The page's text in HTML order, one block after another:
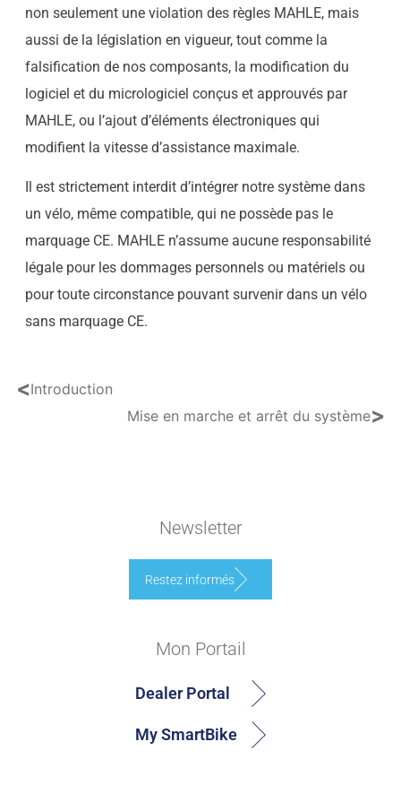
non seulement une violation des règles MAHLE, mais
aussi de la législation en vigueur, tout comme la
falsification de nos composants, la modification du
logiciel et du micrologiciel conçus et approuvés par
MAHLE, ou l’ajout d’éléments électroniques qui
modifient la vitesse d’assistance maximale.
Il est strictement interdit d’intégrer notre système dans
un vélo, même compatible, qui ne possède pas le
marquage CE. MAHLE n’assume aucune responsabilité
légale pour les dommages personnels ou matériels ou
pour toute circonstance pouvant survenir dans un vélo
sans marquage CE.
<Introduction
Mise en marche et arrêt du système>
Newsletter
Restez informés
Mon Portail
Dealer Portal
My SmartBike